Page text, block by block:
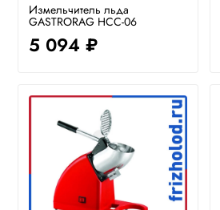
Измельчитель льда
GASTRORAG HCC-06
5 094 ₽